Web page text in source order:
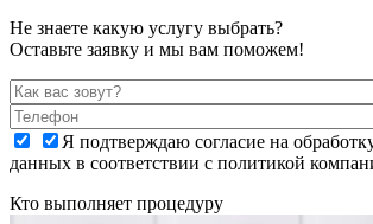
Не знаете какую услугу выбрать?
Оставьте заявку и мы вам поможем!
Я подтверждаю согласие на
данных в соответствии с политикой
Кто выполняет процедуру